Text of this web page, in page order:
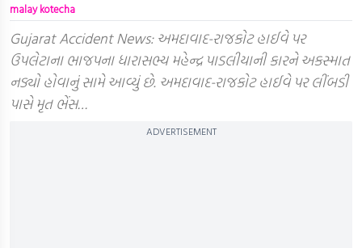
malay kotecha
Gujarat Accident News: અમદાવાદ-રાજકોટ હાઈવે પર
ઉપલેટાના ભાજપના ધારાસભ્ય મહેન્દ્ર પાડલીયાની કારને અકસ્માત
નડ્યો હોવાનું સામે આવ્યું છે. અમદાવાદ-રાજકોટ હાઈવે પર લીંબડી
પાસે મૃત ભેંસ…
ADVERTISEMENT